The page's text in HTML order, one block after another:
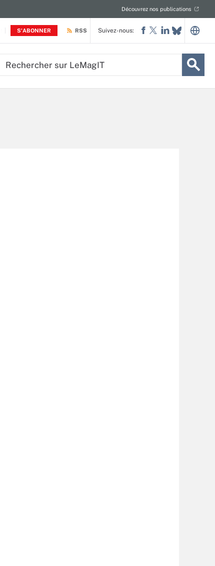
S'ABONNER
Découvrez nos publications
RSS Suivez-nous: